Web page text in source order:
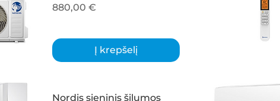
Kaina
880,00 €
Į krepšelį
Nordis sieninis šilumos